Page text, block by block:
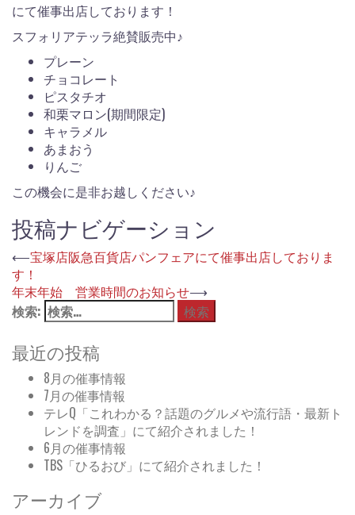
にて催事出店しております！
スフォリアテッラ絶賛販売中♪
プレーン
チョコレート
ピスタチオ
和栗マロン(期間限定)
キャラメル
あまおう
りんご
この機会に是非お越しください♪
投稿ナビゲーション
⟵宝塚店阪急百貨店パンフェアにて催事出店しておりま
す！
年末年始 営業時間のお知らせ⟶
検索:
最近の投稿
8月の催事情報
7月の催事情報
テレQ「これわかる？話題のグルメや流行語・最新ト
レンドを調査」にて紹介されました！
6月の催事情報
TBS「ひるおび」にて紹介されました！
アーカイブ